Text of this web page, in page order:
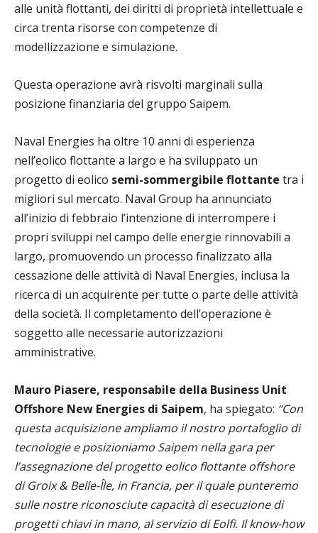
alle unità flottanti, dei diritti di proprietà intellettuale e
circa trenta risorse con competenze di
modellizzazione e simulazione.
Questa operazione avrà risvolti marginali sulla
posizione finanziaria del gruppo Saipem.
Naval Energies ha oltre 10 anni di esperienza
nell’eolico flottante a largo e ha sviluppato un
progetto di eolico semi-sommergibile flottante tra i
migliori sul mercato. Naval Group ha annunciato
all’inizio di febbraio l’intenzione di interrompere i
propri sviluppi nel campo delle energie rinnovabili a
largo, promuovendo un processo finalizzato alla
cessazione delle attività di Naval Energies, inclusa la
ricerca di un acquirente per tutte o parte delle attività
della società. Il completamento dell’operazione è
soggetto alle necessarie autorizzazioni
amministrative.
Mauro Piasere, responsabile della Business Unit
Offshore New Energies di Saipem, ha spiegato: “Con
questa acquisizione ampliamo il nostro portafoglio di
tecnologie e posizioniamo Saipem nella gara per
l’assegnazione del progetto eolico flottante offshore
di Groix & Belle-Île, in Francia, per il quale punteremo
sulle nostre riconosciute capacità di esecuzione di
progetti chiavi in mano, al servizio di Eolfi. Il know-how